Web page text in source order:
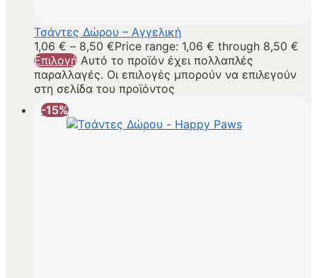
Τσάντες Δώρου – Αγγελική
1,06 € – 8,50 €Price range: 1,06 € through 8,50 €
Επιλογή Αυτό το προϊόν έχει πολλαπλές
παραλλαγές. Οι επιλογές μπορούν να επιλεγούν
στη σελίδα του προϊόντος
-15%